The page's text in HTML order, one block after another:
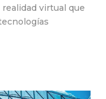
virtual que